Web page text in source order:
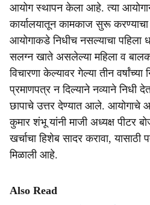
आयोग स्थापन केला आहे. त्या
कार्यालयातून कामकाज सुरू करण्याचा
आयोगाकडे निधीच नसल्याचा
सलग्न खाते असलेल्या महिला व
विचारणा केल्यावर गेल्या तीन
प्रमाणपत्र न दिल्याने नव्याने निधी
छापाचे उत्तर देण्यात आले.
कुमार शंभू यांनी माजी अध्यक्ष पीटर
खर्चाचा हिशेब सादर करावा, यासाठी
मिळाली आहे.
Also Read